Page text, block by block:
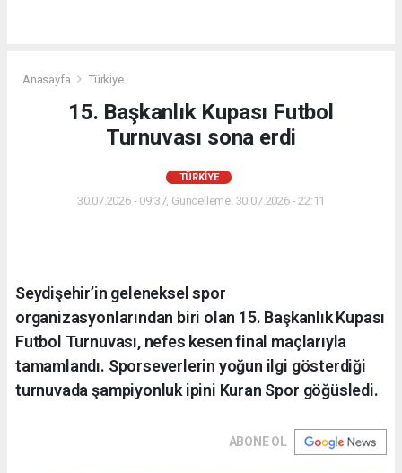
Anasayfa Türkiye
15. Başkanlık Kupası Futbol
Turnuvası sona erdi
TÜRKIYE
30.07.2026 - 09:37, Güncelleme: 30.07.2026 - 22:11
Seydişehir’in geleneksel spor
organizasyonlarından biri olan 15. Başkanlık Kupası
Futbol Turnuvası, nefes kesen final maçlarıyla
tamamlandı. Sporseverlerin yoğun ilgi gösterdiği
turnuvada şampiyonluk ipini Kuran Spor göğüsledi.
ABONE OL